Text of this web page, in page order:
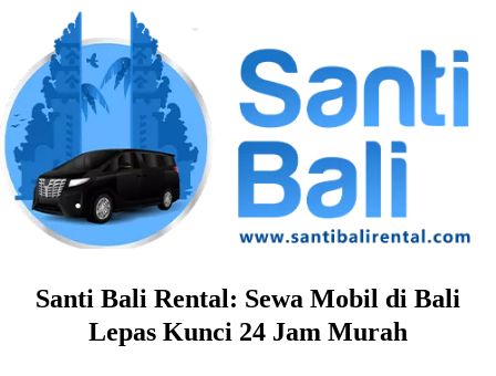
content
Santi Bali Rental: Sewa Mobil di Bali
Lepas Kunci 24 Jam Murah